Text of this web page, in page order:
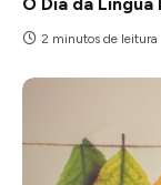
2 minutos de leitura